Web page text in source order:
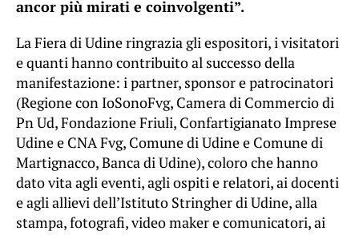
ancor più mirati e coinvolgenti”.
La Fiera di Udine ringrazia gli espositori, i visitatori
e quanti hanno contribuito al successo della
manifestazione: i partner, sponsor e patrocinatori
(Regione con IoSonoFvg, Camera di Commercio di
Pn Ud, Fondazione Friuli, Confartigianato Imprese
Udine e CNA Fvg, Comune di Udine e Comune di
Martignacco, Banca di Udine), coloro che hanno
dato vita agli eventi, agli ospiti e relatori, ai docenti
e agli allievi dell’Istituto Stringher di Udine, alla
stampa, fotografi, video maker e comunicatori, ai